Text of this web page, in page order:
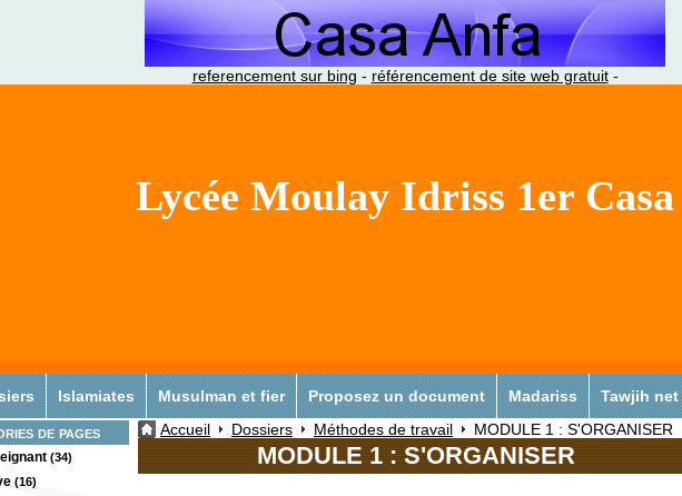
referencement sur bing - référencement de site web gratuit-
Lycée Moulay Idriss 1er Casa
Islamiates Musulman et fier Proposez un document Madariss Tawjih net
de pages
(34)
(16)
Accueil Dossiers Méthodes de travail MODULE 1 : S'ORGANISER
MODULE 1 : S'ORGANISER